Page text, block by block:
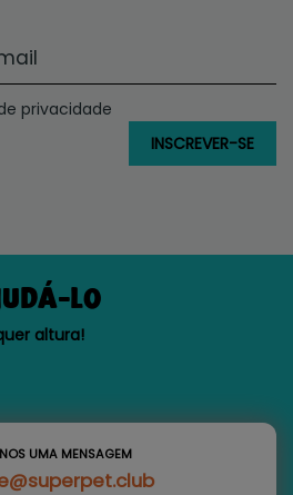
privacidade
LO
altura!
UMA MENSAGEM